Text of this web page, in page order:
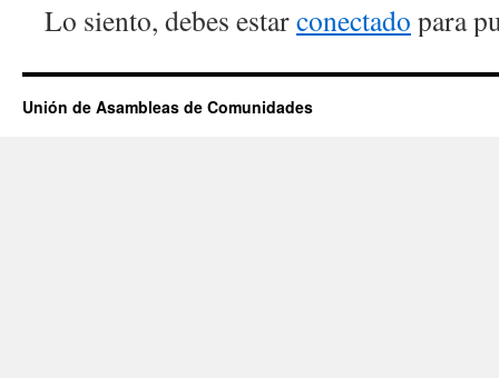
Lo siento, debes estarconectado para
Unión de Asambleas de Comunidades